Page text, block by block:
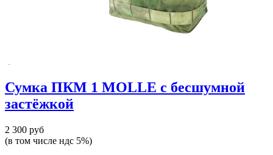
Сумка ПКМ 1 MOLLE с бесшумной
застёжкой
2 300 руб
(в том числе ндс 5%)